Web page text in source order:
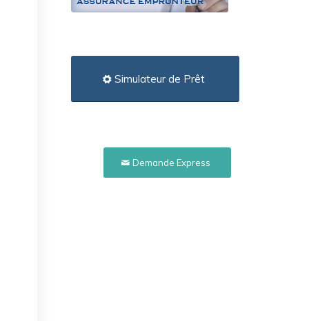
Simulateur de Prêt
Demande Express